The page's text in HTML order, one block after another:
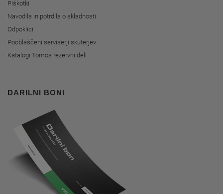
Piškotki
Navodila in potrdila o skladnosti
Odpoklici
Pooblaščeni serviserji skuterjev
Katalogi Tomos rezervni deli
DARILNI BONI